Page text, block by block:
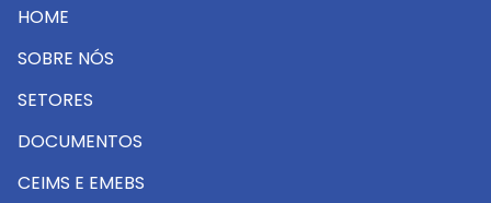
HOME
SOBRE NÓS
SETORES
DOCUMENTOS
CEIMS E EMEBS